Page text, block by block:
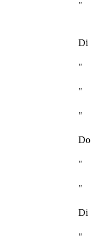
"
Di
"
"
"
Do
"
"
Di
"